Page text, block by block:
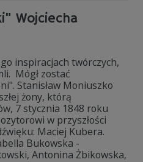
Wojciecha
inspiracjach twórczych,
Mógł zostać
Stanisław Moniuszko
żony, którą
7 stycznia 1848 roku
w przyszłości
Maciej Kubera.
Bukowska -
Antonina Żbikowska,